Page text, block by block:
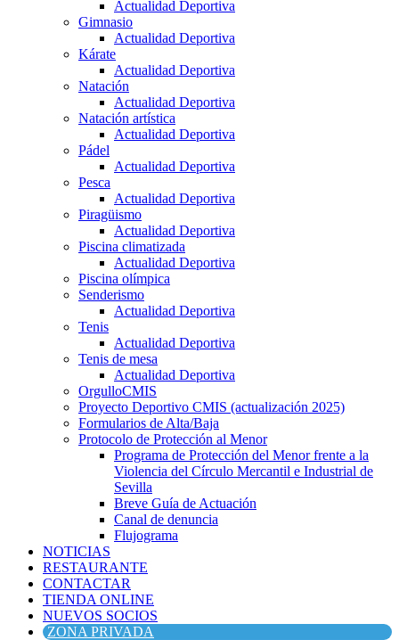
Actualidad Deportiva
Gimnasio
Actualidad Deportiva
Kárate
Actualidad Deportiva
Natación
Actualidad Deportiva
Natación artística
Actualidad Deportiva
Pádel
Actualidad Deportiva
Pesca
Actualidad Deportiva
Piragüismo
Actualidad Deportiva
Piscina climatizada
Actualidad Deportiva
Piscina olímpica
Senderismo
Actualidad Deportiva
Tenis
Actualidad Deportiva
Tenis de mesa
Actualidad Deportiva
OrgulloCMIS
Proyecto Deportivo CMIS (actualización 2025)
Formularios de Alta/Baja
Protocolo de Protección al Menor
Programa de Protección del Menor frente a la
Violencia del Círculo Mercantil e Industrial de
Sevilla
Breve Guía de Actuación
Canal de denuncia
Flujograma
NOTICIAS
RESTAURANTE
CONTACTAR
TIENDA ONLINE
NUEVOS SOCIOS
ZONA PRIVADA